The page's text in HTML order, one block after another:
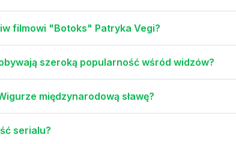
filmowi "Botoks" Patryka Vegi?
szeroką popularność wśród widzów?
międzynarodową sławę?
serialu?